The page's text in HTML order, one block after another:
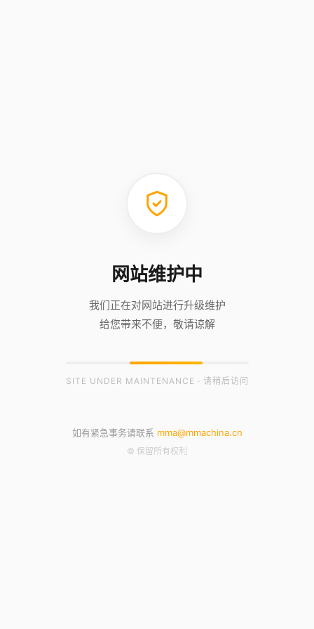
网站维护中
我们正在对网站进行升级维护
给您带来不便，敬请谅解
SITE UNDER MAINTENANCE · 请稍后访问
如有紧急事务请联系 mma@mmachina.cn
© 保留所有权利